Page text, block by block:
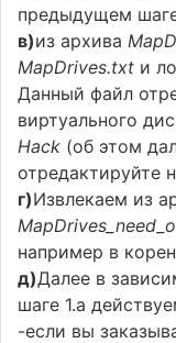
предыдущем
в)из архива
MapDrives.txt и
Данный файл
виртуального
Hack (об этом
отредактируйте
г)Извлекаем из
например в
д)Далее в
шаге 1.а
-если вы